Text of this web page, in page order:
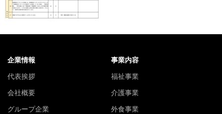
企業情報
代表挨拶
会社概要
グループ企業
事業内容
福祉事業
介護事業
外食事業